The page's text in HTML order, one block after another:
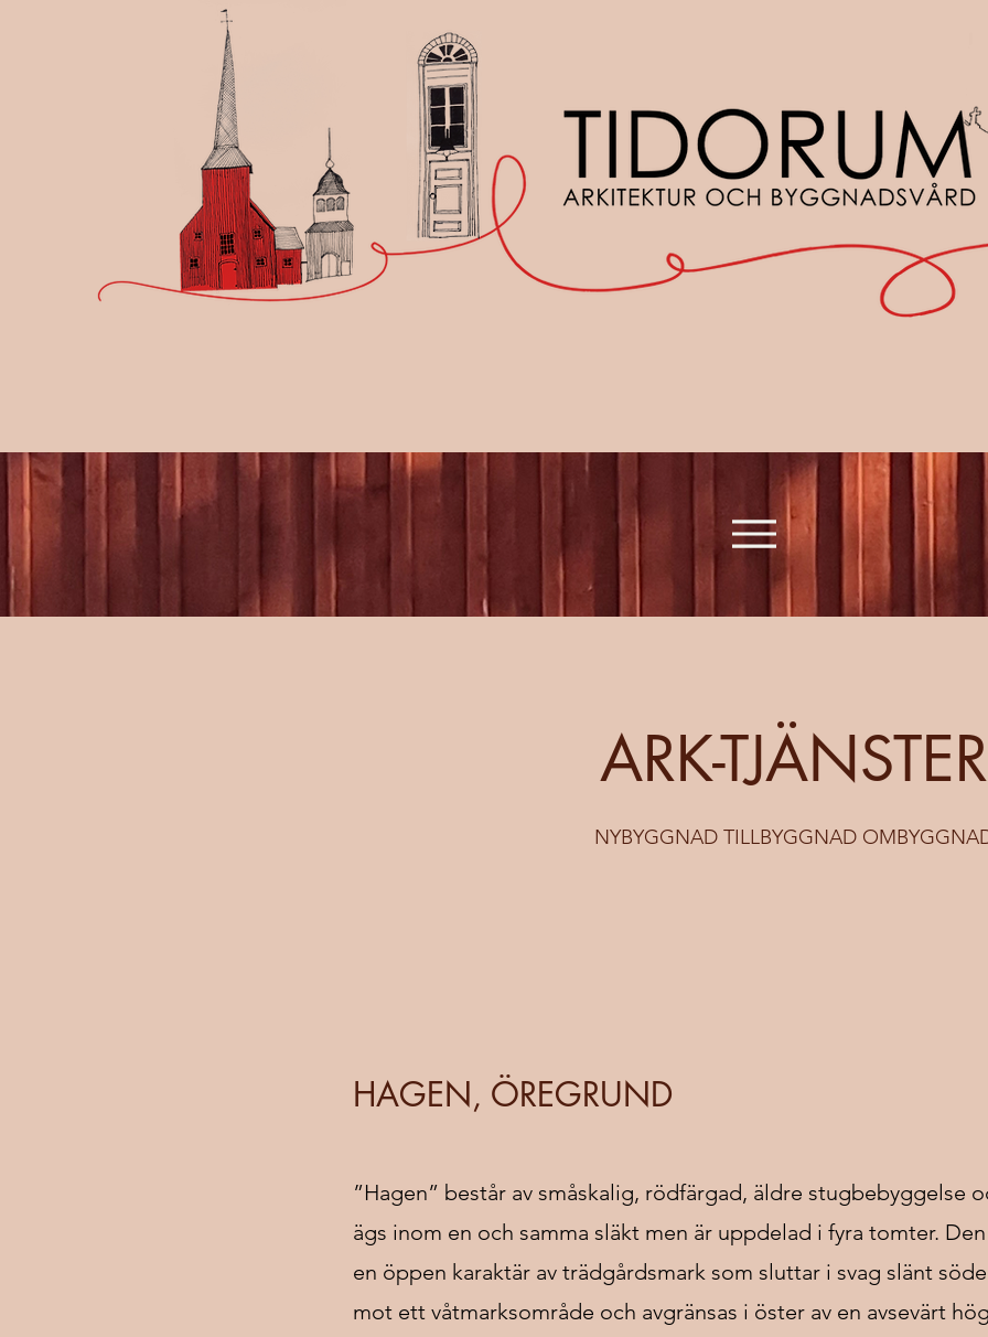
ARK-TJÄNSTER
NYBYGGNAD TILLBYGGNAD
HAGEN, ÖREGRUND
”Hagen” består av småskalig, rödfärgad, äldre stugbebyggelse
ägs inom en och samma släkt men är uppdelad i fyra tomter.
en öppen karaktär av trädgårdsmark som sluttar i svag slänt
mot ett våtmarksområde och avgränsas i öster av en avsevärt